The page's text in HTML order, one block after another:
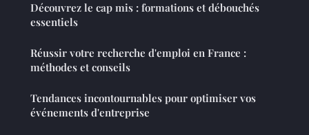
Découvrez le cap mis : formations et débouchés
essentiels
Réussir votre recherche d'emploi en France :
méthodes et conseils
Tendances incontournables pour optimiser vos
événements d'entreprise